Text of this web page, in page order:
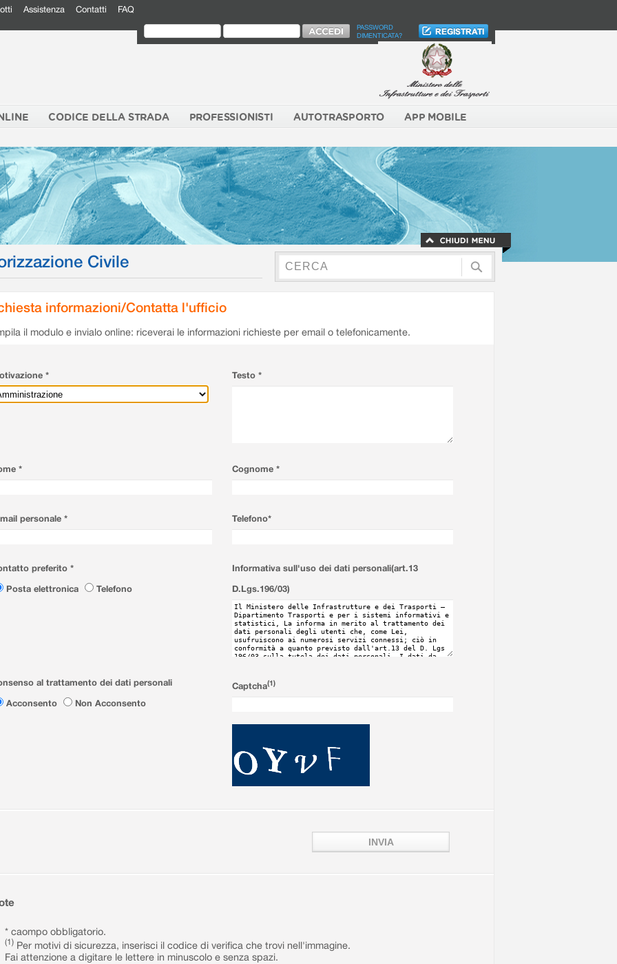
Assistenza Contatti FAQ
PASSWORD
DIMENTICATA?
CODICE DELLA STRADA PROFESSIONISTI AUTOTRASPORTO APP MOBILE
Civile
informazioni/Contatta l'ufficio
il modulo e invialo online: riceverai le informazioni richieste per email o telefonicamente.
* Testo *
* Cognome *
personale * Telefono*
preferito *
Posta elettronica
Telefono
Informativa sull'uso dei dati personali(art.13
D.Lgs.196/03)
al trattamento dei dati personali
Acconsento
Non Acconsento
Captcha(1)
* caompo obbligatorio.
(1) Per motivi di sicurezza, inserisci il codice di verifica che trovi nell'immagine.
Fai attenzione a digitare le lettere in minuscolo e senza spazi.